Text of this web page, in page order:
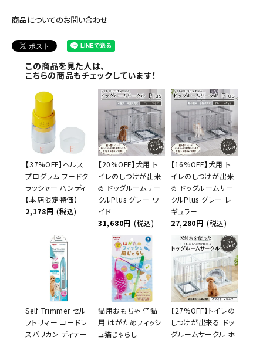
商品についてのお問い合わせ
この商品を見た人は、
こちらの商品もチェックしています！
【37%OFF】ヘルス
プログラム フードク
ラッシャー ハンディ
【本店限定特価】
2,178円 (税込)
【20%OFF】犬用 ト
イレのしつけが出来
る ドッグルームサー
クルPlus グレー ワ
イド
31,680円 (税込)
【16%OFF】犬用 ト
イレのしつけが出来
る ドッグルームサー
クルPlus グレー レ
ギュラー
27,280円 (税込)
Self Trimmer セル
フトリマー コードレ
スバリカン ディテー
猫用おもちゃ 仔猫
用 はがためフィッシ
ュ猫じゃらし
【27%OFF】トイレの
しつけが出来る ドッ
グルームサークル ホ